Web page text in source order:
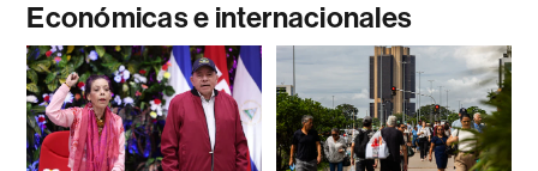
Económicas e internacionales